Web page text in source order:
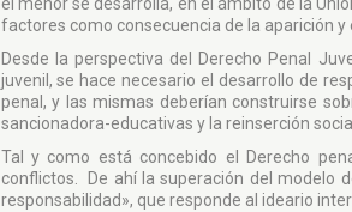
el menor se desarrolla, en el ámbito de la
factores como consecuencia de la aparición y
Desde la perspectiva del Derecho Penal
juvenil, se hace necesario el desarrollo de
penal, y las mismas deberían construirse
sancionadora-educativas y la reinserción
Tal y como está concebido el Derecho
conflictos. De ahí la superación del modelo
responsabilidad», que responde al ideario